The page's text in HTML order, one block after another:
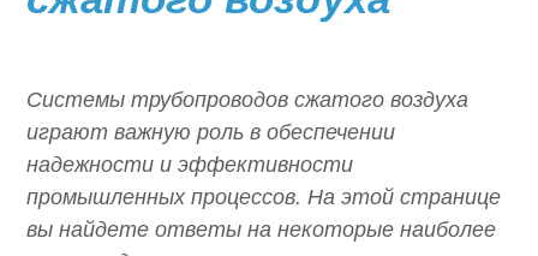
Системы трубопроводов сжатого воздуха
играют важную роль в обеспечении
надежности и эффективности
промышленных процессов. На этой странице
вы найдете ответы на некоторые наиболее